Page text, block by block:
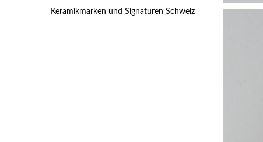
Keramikmarken und Signaturen Schweiz